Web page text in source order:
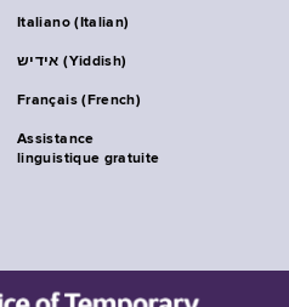
Italiano (Italian)
אידיש (Yiddish)
Français (French)
Assistance
linguistique gratuite